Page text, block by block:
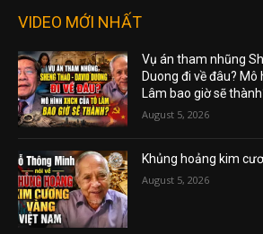
VIDEO MỚI NHẤT
Vụ án tham nhũng
Duong đi về đâu? Mô
Lâm bao giờ sẽ
August 5, 2026
Khủng hoảng kim
August 5, 2026